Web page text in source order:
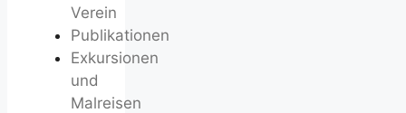
Verein
Publikationen
Exkursionen
und
Malreisen